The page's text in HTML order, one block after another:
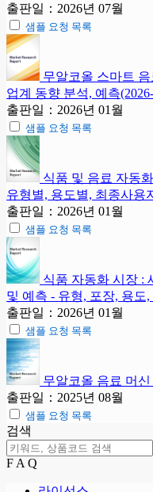
출판일：2026년 07월
샘플 요청 목록
무알코올 스마트
업계 동향 분석, 예측
출판일：2026년 01월
샘플 요청 목록
식품 및 음료 자동
유형별, 용도별, 최종사용
출판일：2026년 01월
샘플 요청 목록
식품 자동화 시장 :
및 예측 - 유형, 포장, 용도
출판일：2026년 01월
샘플 요청 목록
무알코올 음료 머
출판일：2025년 08월
샘플 요청 목록
검색
F A Q